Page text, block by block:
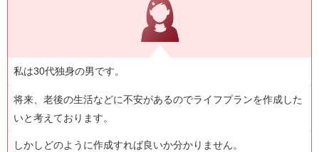
私は30代独身の男です。
将来、老後の生活などに不安があるのでライフプランを作成した
いと考えております。
しかしどのように作成すれば良いか分かりません。